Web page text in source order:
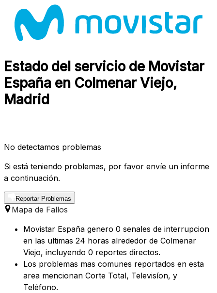
Estado del servicio de Movistar
España en Colmenar Viejo,
Madrid
No detectamos problemas
Si está teniendo problemas, por favor envíe un informe
a continuación.
Reportar Problemas
Mapa de Fallos
Movistar España genero 0 senales de interrupcion
en las ultimas 24 horas alrededor de Colmenar
Viejo, incluyendo 0 reportes directos.
Los problemas mas comunes reportados en esta
area mencionan Corte Total, Televisíon, y
Teléfono.